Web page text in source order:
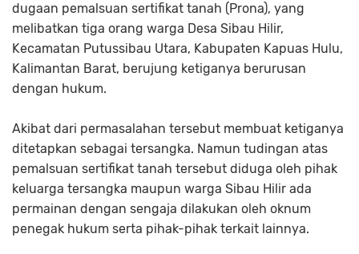
dugaan pemalsuan sertifikat tanah (Prona), yang
melibatkan tiga orang warga Desa Sibau Hilir,
Kecamatan Putussibau Utara, Kabupaten Kapuas Hulu,
Kalimantan Barat, berujung ketiganya berurusan
dengan hukum.
Akibat dari permasalahan tersebut membuat ketiganya
ditetapkan sebagai tersangka. Namun tudingan atas
pemalsuan sertifikat tanah tersebut diduga oleh pihak
keluarga tersangka maupun warga Sibau Hilir ada
permainan dengan sengaja dilakukan oleh oknum
penegak hukum serta pihak-pihak terkait lainnya.